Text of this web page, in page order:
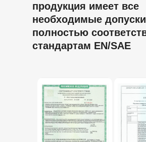
продукция имеет все
необходимые
полностью
стандартам EN/SAE